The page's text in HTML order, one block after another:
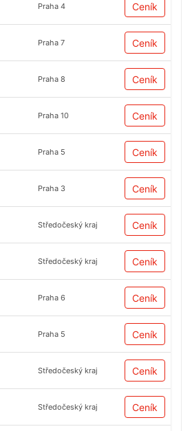
Praha 4 Ceník
Praha 7 Ceník
Praha 8 Ceník
Praha 10 Ceník
Praha 5 Ceník
Praha 3 Ceník
Středočeský kraj Ceník
Středočeský kraj Ceník
Praha 6 Ceník
Praha 5 Ceník
Středočeský kraj Ceník
Středočeský kraj Ceník